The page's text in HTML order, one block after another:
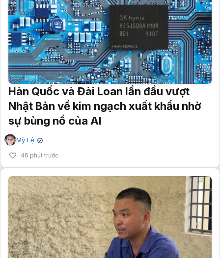
Hàn Quốc và Đài Loan lần đầu vượt
Nhật Bản về kim ngạch xuất khẩu nhờ
sự bùng nổ của AI
Mỹ Lệ ✔
46 phút trước